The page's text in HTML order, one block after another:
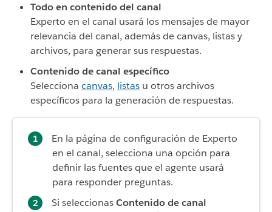
Todo en contenido del canal
Experto en el canal usará los mensajes de mayor
relevancia del canal, además de canvas, listas y
archivos, para generar sus respuestas.
Contenido de canal específico
Selecciona canvas, listas u otros archivos
específicos para la generación de respuestas.
En la página de configuración de Experto
en el canal, selecciona una opción para
definir las fuentes que el agente usará
para responder preguntas.
Si seleccionasContenido de canal